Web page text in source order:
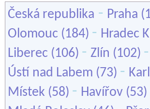
Česká republika - Praha
Olomouc (184) - Hradec
Liberec (106) - Zlín (102) -
Ústí nad Labem (73) -
Místek (58) - Havířov (53)